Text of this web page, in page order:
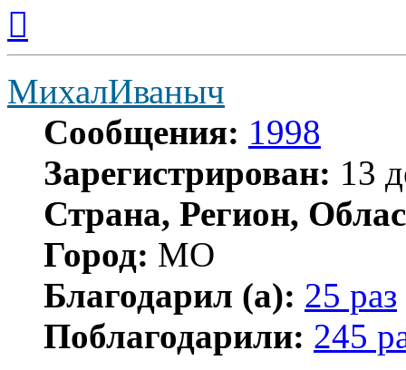
началу
МихалИваныч
Сообщения: 1998
Зарегистрирован: 13
Страна, Регион,
Город: МО
Благодарил (а): 25 раз
Поблагодарили: 245